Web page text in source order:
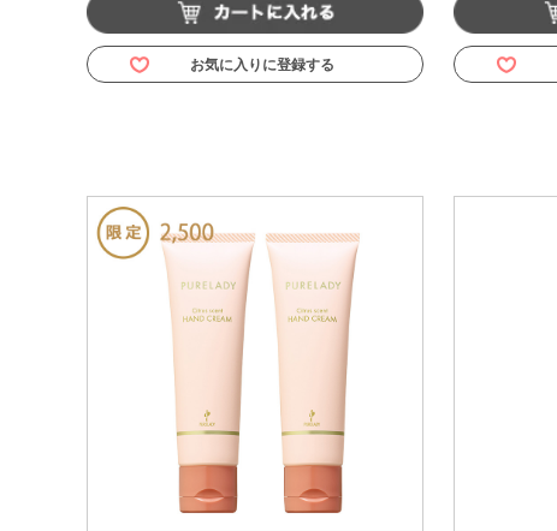
お気に入りに登録する